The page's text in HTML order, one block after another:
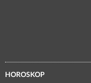
HOROSKOP